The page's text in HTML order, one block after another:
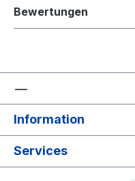
Bewertungen
Information
Services